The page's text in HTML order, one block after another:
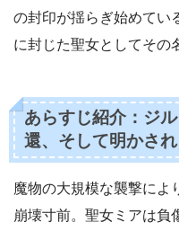
の封印が揺らぎ始めてい
に封じた聖女としてその
あらすじ紹介：ジ
還、そして明かさ
魔物の大規模な襲撃によ
崩壊寸前。聖女ミアは負